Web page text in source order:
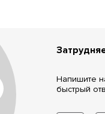
Напишите
быстрый